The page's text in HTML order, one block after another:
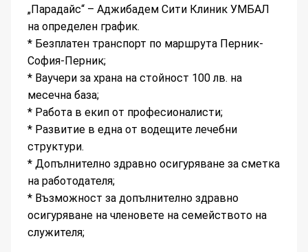
„Парадайс“ – Аджибадем Сити Клиник УМБАЛ
на определен график.
* Безплатен транспорт по маршрута Перник-
София-Перник;
* Ваучери за храна на стойност 100 лв. на
месечна база;
* Работа в екип от професионалисти;
* Развитие в еднa от водещите лечебни
структури.
* Допълнително здравно осигуряване за сметка
на работодателя;
* Възможност за допълнително здравно
осигуряване на членовете на семейството на
служителя;